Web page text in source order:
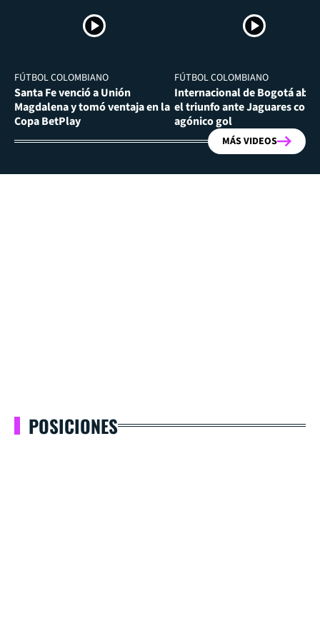
FÚTBOL COLOMBIANO
Santa Fe venció a Unión
Magdalena y tomó ventaja en la
Copa BetPlay
FÚTBOL COLOMBIANO
Internacional de Bogotá
el triunfo ante Jaguares con
agónico gol
MÁS VIDEOS
POSICIONES